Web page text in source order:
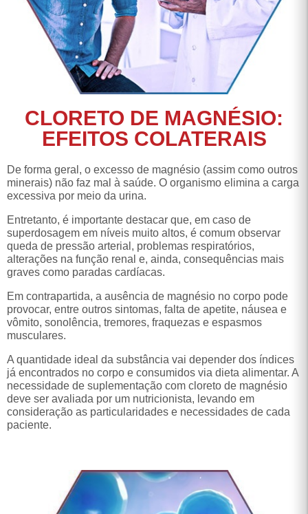
CLORETO DE MAGNÉSIO:
EFEITOS COLATERAIS
De forma geral, o excesso de magnésio (assim como outros
minerais) não faz mal à saúde. O organismo elimina a carga
excessiva por meio da urina.
Entretanto, é importante destacar que, em caso de
superdosagem em níveis muito altos, é comum observar
queda de pressão arterial, problemas respiratórios,
alterações na função renal e, ainda, consequências mais
graves como paradas cardíacas.
Em contrapartida, a ausência de magnésio no corpo pode
provocar, entre outros sintomas, falta de apetite, náusea e
vômito, sonolência, tremores, fraquezas e espasmos
musculares.
A quantidade ideal da substância vai depender dos índices
já encontrados no corpo e consumidos via dieta alimentar. A
necessidade de suplementação com cloreto de magnésio
deve ser avaliada por um nutricionista, levando em
consideração as particularidades e necessidades de cada
paciente.